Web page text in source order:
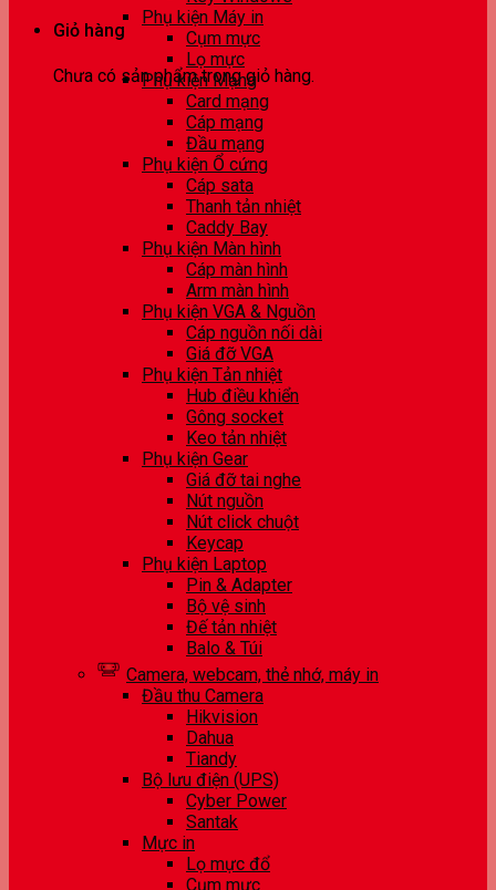
Giỏ hàng
Chưa có sản phẩm trong giỏ hàng.
Phụ kiện Máy in
Cụm mực
Lọ mực
Phụ kiện Mạng
Card mạng
Cáp mạng
Đầu mạng
Phụ kiện Ổ cứng
Cáp sata
Thanh tản nhiệt
Caddy Bay
Phụ kiện Màn hình
Cáp màn hình
Arm màn hình
Phụ kiện VGA & Nguồn
Cáp nguồn nối dài
Giá đỡ VGA
Phụ kiện Tản nhiệt
Hub điều khiển
Gông socket
Keo tản nhiệt
Phụ kiện Gear
Giá đỡ tai nghe
Nút nguồn
Nút click chuột
Keycap
Phụ kiện Laptop
Pin & Adapter
Bộ vệ sinh
Đế tản nhiệt
Balo & Túi
Camera, webcam, thẻ nhớ, máy in
Đầu thu Camera
Hikvision
Dahua
Tiandy
Bộ lưu điện (UPS)
Cyber Power
Santak
Mực in
Lọ mực đổ
Cụm mực